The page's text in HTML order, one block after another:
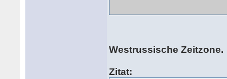
Westrussische Zeitzone.
Zitat: